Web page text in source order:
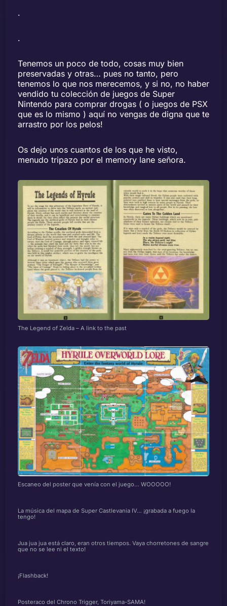
.
.
Tenemos un poco de todo, cosas muy bien
preservadas y otras… pues no tanto, pero
tenemos lo que nos merecemos, y si no, no haber
vendido tu colección de juegos de Super
Nintendo para comprar drogas ( o juegos de PSX
que es lo mismo ) aquí no vengas de digna que te
arrastro por los pelos!
Os dejo unos cuantos de los que he visto,
menudo tripazo por el memory lane señora.
The Legend of Zelda – A link to the past
Escaneo del poster que venía con el juego… WOOOOO!
La música del mapa de Super Castlevania IV… ¡grabada a fuego la
tengo!
Jua jua jua está claro, eran otros tiempos. Vaya chorretones de sangre
que no se lee ni el texto!
¡Flashback!
Posteraco del Chrono Trigger, Toriyama-SAMA!